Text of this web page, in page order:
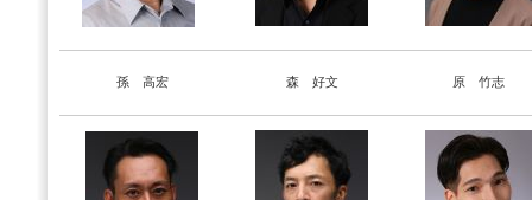
孫 高宏 森 好文 原 竹志